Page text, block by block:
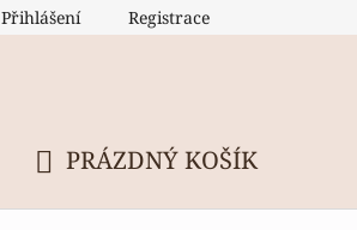
Přihlášení Registrace
PRÁZDNÝ KOŠÍK